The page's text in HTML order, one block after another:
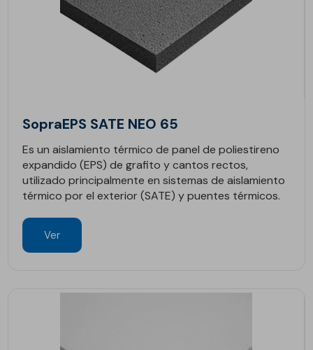
SopraEPS SATE NEO 65
Es un aislamiento térmico de panel de poliestireno
expandido (EPS) de grafito y cantos rectos,
utilizado principalmente en sistemas de aislamiento
térmico por el exterior (SATE) y puentes térmicos.
Ver